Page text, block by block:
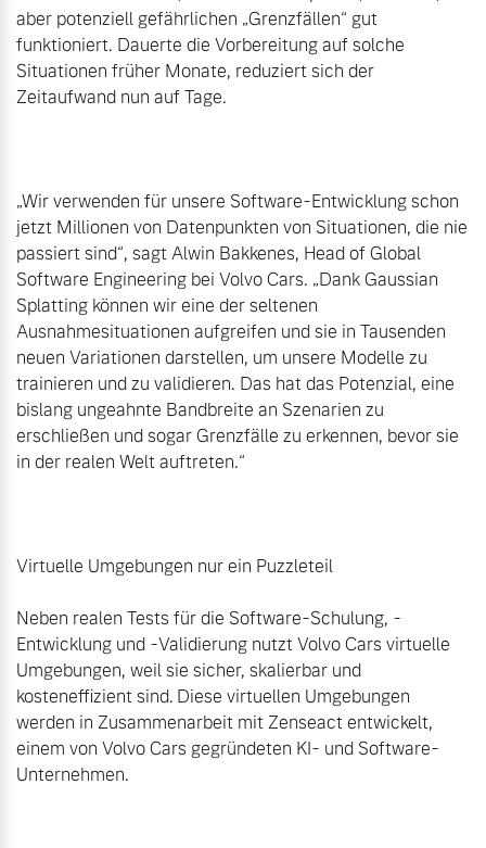
aber potenziell gefährlichen „Grenzfällen“ gut
funktioniert. Dauerte die Vorbereitung auf solche
Situationen früher Monate, reduziert sich der
Zeitaufwand nun auf Tage.
„Wir verwenden für unsere Software-Entwicklung schon
jetzt Millionen von Datenpunkten von Situationen, die nie
passiert sind“, sagt Alwin Bakkenes, Head of Global
Software Engineering bei Volvo Cars. „Dank Gaussian
Splatting können wir eine der seltenen
Ausnahmesituationen aufgreifen und sie in Tausenden
neuen Variationen darstellen, um unsere Modelle zu
trainieren und zu validieren. Das hat das Potenzial, eine
bislang ungeahnte Bandbreite an Szenarien zu
erschließen und sogar Grenzfälle zu erkennen, bevor sie
in der realen Welt auftreten.“
Virtuelle Umgebungen nur ein Puzzleteil
Neben realen Tests für die Software-Schulung, -
Entwicklung und -Validierung nutzt Volvo Cars virtuelle
Umgebungen, weil sie sicher, skalierbar und
kosteneffizient sind. Diese virtuellen Umgebungen
werden in Zusammenarbeit mit Zenseact entwickelt,
einem von Volvo Cars gegründeten KI- und Software-
Unternehmen.